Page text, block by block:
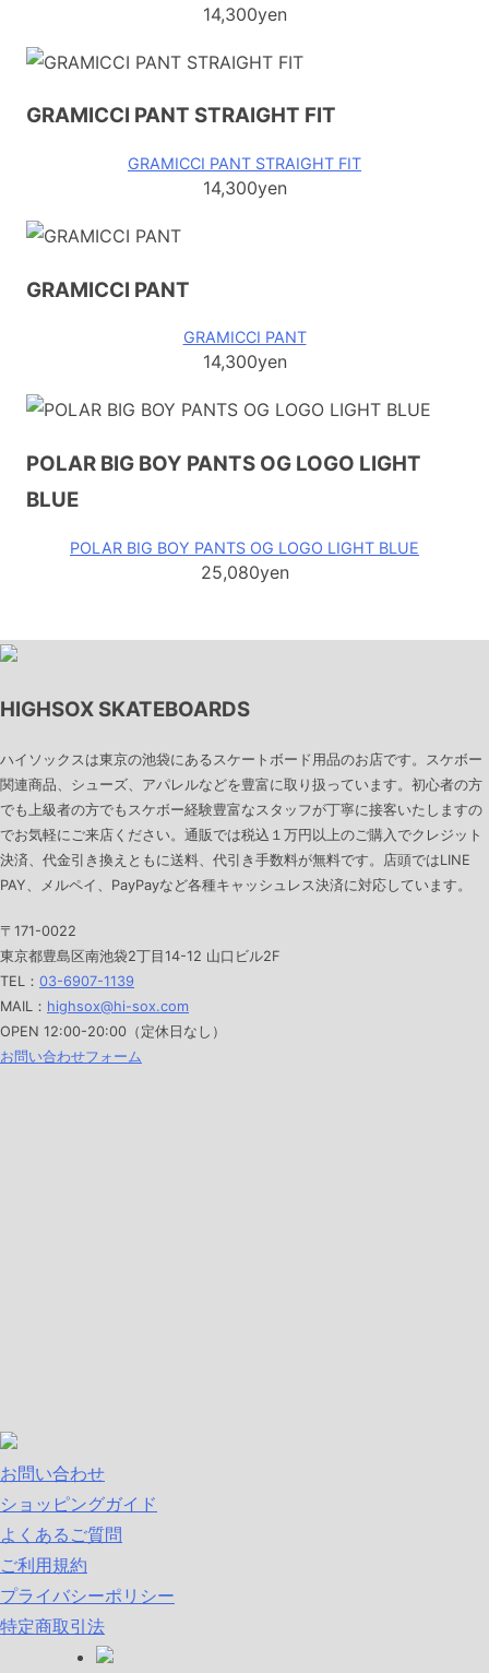
14,300yen
GRAMICCI PANT STRAIGHT FIT
GRAMICCI PANT STRAIGHT FIT
14,300yen
GRAMICCI PANT
GRAMICCI PANT
14,300yen
POLAR BIG BOY PANTS OG LOGO LIGHT
BLUE
POLAR BIG BOY PANTS OG LOGO LIGHT BLUE
25,080yen
HIGHSOX SKATEBOARDS
ハイソックスは東京の池袋にあるスケートボード用品のお店です。スケボー
関連商品、シューズ、アパレルなどを豊富に取り扱っています。初心者の方
でも上級者の方でもスケボー経験豊富なスタッフが丁寧に接客いたしますの
でお気軽にご来店ください。通販では税込１万円以上のご購入でクレジット
決済、代金引き換えともに送料、代引き手数料が無料です。店頭ではLINE
PAY、メルペイ、PayPayなど各種キャッシュレス決済に対応しています。
〒171-0022
東京都豊島区南池袋2丁目14-12 山口ビル2F
TEL： 03-6907-1139
MAIL： highsox@hi-sox.com
OPEN 12:00-20:00（定休日なし）
お問い合わせフォーム
お問い合わせ
ショッピングガイド
よくあるご質問
ご利用規約
プライバシーポリシー
特定商取引法